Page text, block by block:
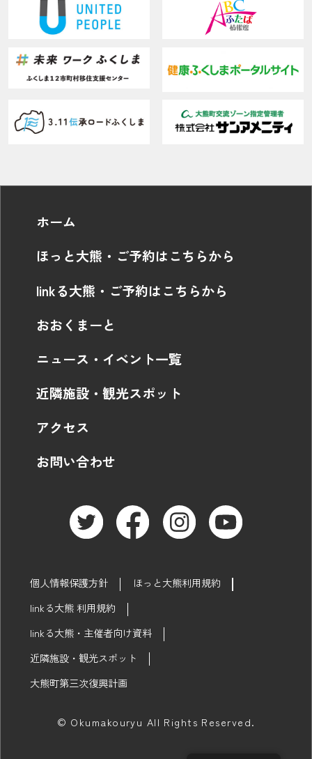
ホーム
ほっと大熊・ご予約はこちらから
linkる大熊・ご予約はこちらから
おおくまーと
ニュース・イベント一覧
近隣施設・観光スポット
アクセス
お問い合わせ
個人情報保護方針
ほっと大熊利用規約
linkる大熊 利用規約
linkる大熊・主催者向け資料
近隣施設・観光スポット
大熊町第三次復興計画
© Okumakouryu All Rights Reserved.